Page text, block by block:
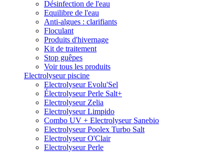
Désinfection de l'eau
Equilibre de l'eau
Anti-algues : clarifiants
Floculant
Produits d'hivernage
Kit de traitement
Stop guêpes
Voir tous les produits
Electrolyseur piscine
Electrolyseur Evolu'Sel
Électrolyseur Perle Salt+
Electrolyseur Zelia
Electrolyseur Limpido
Combo UV + Electrolyseur Sanebio
Electrolyseur Poolex Turbo Salt
Electrolyseur O'Clair
Electrolyseur Perle